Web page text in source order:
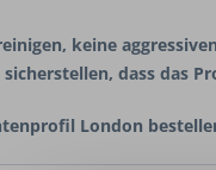
keine
dass das
London